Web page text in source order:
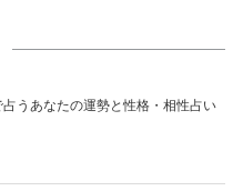
占うあなたの運勢と性格・相性占い